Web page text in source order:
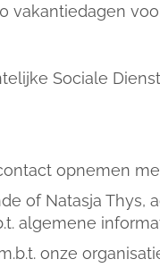
vakantiedagen
Sociale
opnemen
of Natasja
algemene
onze